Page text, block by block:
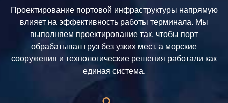
Проектирование портовой инфраструктуры напрямую
влияет на эффективность работы терминала. Мы
выполняем проектирование так, чтобы порт
обрабатывал груз без узких мест, а морские
сооружения и технологические решения работали как
единая система.